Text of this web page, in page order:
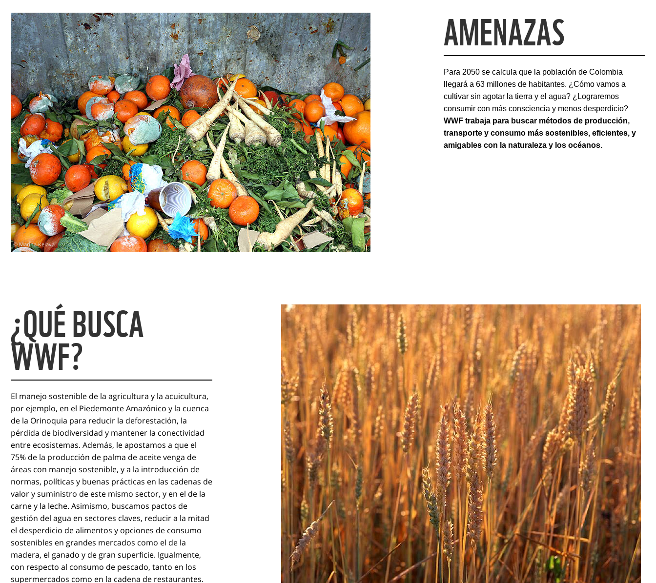
© Marina Kelava
AMENAZAS
Para 2050 se calcula que la población de Colombia
llegará a 63 millones de habitantes. ¿Cómo vamos a
cultivar sin agotar la tierra y el agua? ¿Lograremos
consumir con más consciencia y menos desperdicio?
WWF trabaja para buscar métodos de producción,
transporte y consumo más sostenibles, eficientes, y
amigables con la naturaleza y los océanos.
¿QUÉ BUSCA
WWF?
El manejo sostenible de la agricultura y la acuicultura,
por ejemplo, en el Piedemonte Amazónico y la cuenca
de la Orinoquia para reducir la deforestación, la
pérdida de biodiversidad y mantener la conectividad
entre ecosistemas. Además, le apostamos a que el
75% de la producción de palma de aceite venga de
áreas con manejo sostenible, y a la introducción de
normas, políticas y buenas prácticas en las cadenas de
valor y suministro de este mismo sector, y en el de la
carne y la leche. Asimismo, buscamos pactos de
gestión del agua en sectores claves, reducir a la mitad
el desperdicio de alimentos y opciones de consumo
sostenibles en grandes mercados como el de la
madera, el ganado y de gran superficie. Igualmente,
con respecto al consumo de pescado, tanto en los
supermercados como en la cadena de restaurantes.